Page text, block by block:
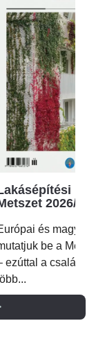
2026/2.
és magyar
be a
ezúttal a családi